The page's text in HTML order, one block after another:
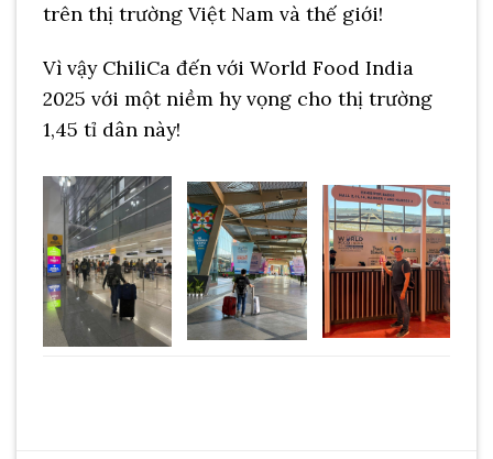
trên thị trường Việt Nam và thế giới!
Vì vậy ChiliCa đến với World Food India
2025 với một niềm hy vọng cho thị trường
1,45 tỉ dân này!